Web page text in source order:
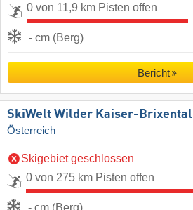
0 von 11,9 km Pisten offen
- cm (Berg)
Bericht
SkiWelt Wilder Kaiser-Brixental
Österreich
Skigebiet geschlossen
0 von 275 km Pisten offen
- cm (Berg)